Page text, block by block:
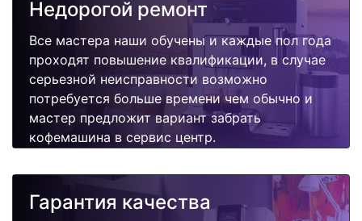
Недорогой ремонт
Все мастера наши обучены и каждые пол года
проходят повышение квалификации, в случае
серьезной неисправности возможно
потребуется больше времени чем обычно и
мастер предложит вариант забрать
кофемашина в сервис центр.
Гарантия качества